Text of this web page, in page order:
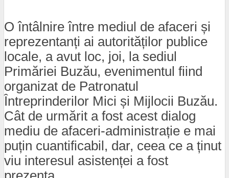
O întâlnire între mediul de afaceri și
reprezentanți ai autorităților publice
locale, a avut loc, joi, la sediul
Primăriei Buzău, evenimentul fiind
organizat de Patronatul
Întreprinderilor Mici și Mijlocii Buzău.
Cât de urmărit a fost acest dialog
mediu de afaceri-administrație e mai
puțin cuantificabil, dar, ceea ce a ținut
viu interesul asistenței a fost